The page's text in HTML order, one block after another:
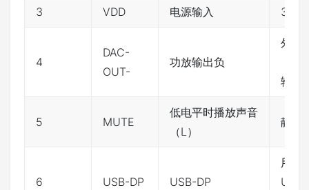
3 VDD 电源输入
4
DAC-
OUT-
功放输出负
外接
输出
5 MUTE
低电平时播放声音
（L）
静音
6 USB-DP USB-DP
用于
USB